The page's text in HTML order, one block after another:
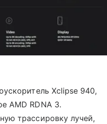
Xclipse 940,
AMD RDNA 3.
трассировку лучей,